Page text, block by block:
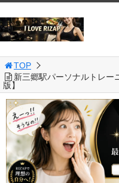
TOP
新三郷駅パーソナルトレー
版】